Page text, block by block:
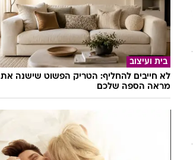
בית ועיצוב
לא חייבים להחליף: הטריק הפשוט שישנה את
מראה הספה שלכם